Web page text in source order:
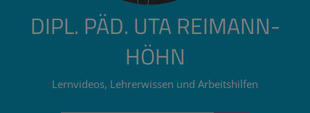
DIPL. PÄD. UTA REIMANN-
HÖHN
Lernvideos, Lehrerwissen und Arbeitshilfen